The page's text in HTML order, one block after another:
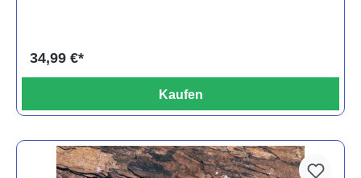
34,99 €*
Kaufen